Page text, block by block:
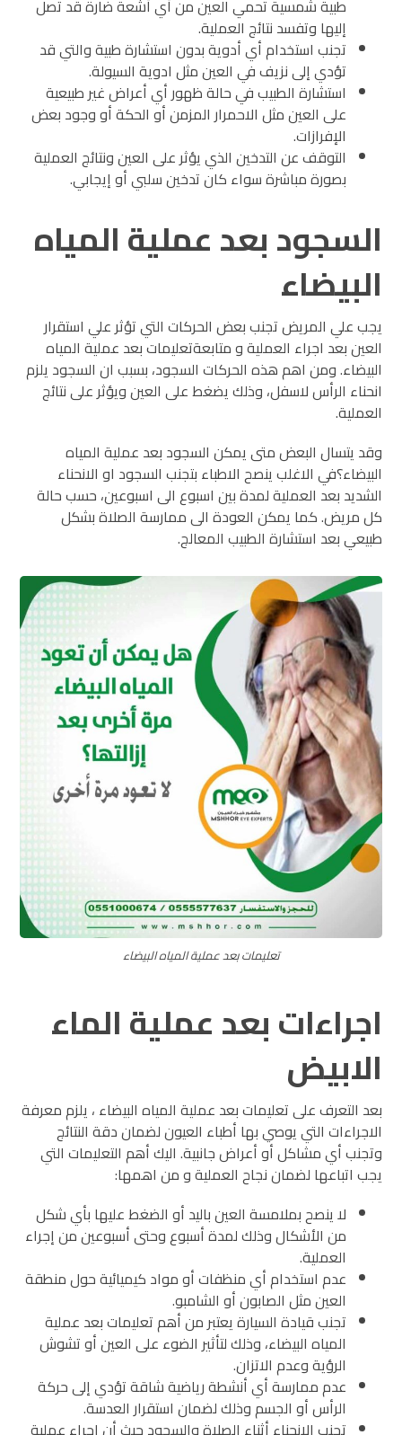
طبية شمسية تحمي العين من أي أشعة ضارة قد تصل
إليها وتفسد نتائج العملية.
تجنب استخدام أي أدوية بدون استشارة طبية والتي قد
تؤدي إلى نزيف في العين مثل ادوية السيولة.
استشارة الطبيب في حالة ظهور أي أعراض غير طبيعية
على العين مثل الاحمرار المزمن أو الحكة أو وجود بعض
الإفرازات.
التوقف عن التدخين الذي يؤثر على العين ونتائج العملية
بصورة مباشرة سواء كان تدخين سلبي أو إيجابي.
السجود بعد عملية المياه
البيضاء
يجب علي المريض تجنب بعض الحركات التي تؤثر علي استقرار
العين بعد اجراء العملية و متابعةتعليمات بعد عملية المياه
البيضاء. ومن اهم هذه الحركات السجود، بسبب ان السجود يلزم
انحناء الرأس لاسفل، وذلك يضغط على العين ويؤثر على نتائج
العملية.
وقد يتسال البعضمتى يمكن السجود بعد عملية المياه
البيضاء؟في الاغلب ينصح الاطباء بتجنب السجود او الانحناء
الشديد بعد العملية لمدة بين اسبوع الى اسبوعين، حسب حالة
كل مريض. كما يمكن العودة الى ممارسة الصلاة بشكل
طبيعي بعد استشارة الطبيب المعالج.
تعليمات بعد عملية المياه البيضاء
اجراءات بعد عملية الماء
الابيض
بعد التعرف على تعليمات بعد عملية المياه البيضاء ، يلزم معرفة
الاجراءات التي يوصي بها أطباء العيون لضمان دقة النتائج
وتجنب أي مشاكل أو أعراض جانبية. اليك أهم التعليمات التي
يجب اتباعها لضمان نجاح العملية و من اهمها:
لا ينصح بملامسة العين باليد أو الضغط عليها بأي شكل
من الأشكال وذلك لمدة أسبوع وحتى أسبوعين من إجراء
العملية.
عدم استخدام أي منظفات أو مواد كيميائية حول منطقة
العين مثل الصابون أو الشامبو.
تجنب قيادة السيارة يعتبر من أهم تعليمات بعد عملية
المياه البيضاء، وذلك لتأثير الضوء على العين أو تشوش
الرؤية وعدم الاتزان.
عدم ممارسة أي أنشطة رياضية شاقة تؤدي إلى حركة
الرأس أو الجسم وذلك لضمان استقرار العدسة.